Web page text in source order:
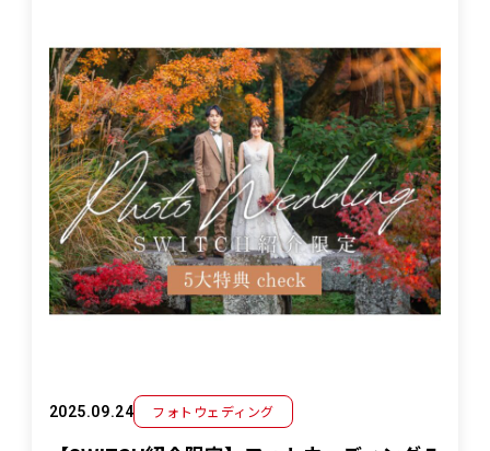
2025.09.24 フォトウェディング